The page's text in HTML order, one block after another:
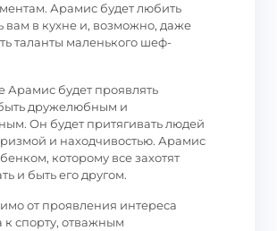
Арамис будет любить
вам в кухне и, возможно, даже
таланты маленького шеф-
Арамис будет проявлять
дружелюбным и
Он будет притягивать людей
и находчивостью. Арамис
которому все захотят
и быть его другом.
от проявления интереса
к спорту, отважным